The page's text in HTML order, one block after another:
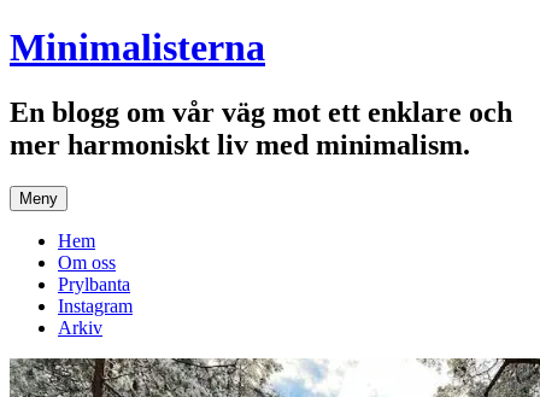
Hoppa
till
Minimalisterna
En blogg om vår väg mot ett enklare och
mer harmoniskt liv med minimalism.
Meny
Hem
Om oss
Prylbanta
Instagram
Arkiv